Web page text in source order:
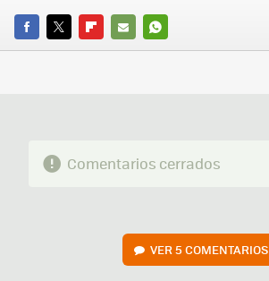
FACEBOOK
TWITTERFLIPBOARD
E-
WHATSAPP
Comentarios cerrados
VER5 COMENTARIOS